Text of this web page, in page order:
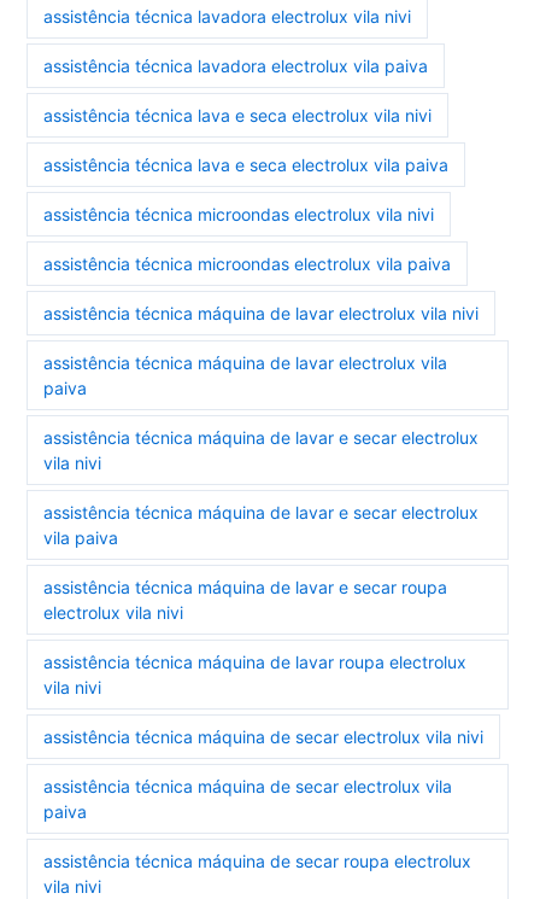
assistência técnica lavadora electrolux vila nivi
assistência técnica lavadora electrolux vila paiva
assistência técnica lava e seca electrolux vila nivi
assistência técnica lava e seca electrolux vila paiva
assistência técnica microondas electrolux vila nivi
assistência técnica microondas electrolux vila paiva
assistência técnica máquina de lavar electrolux vila nivi
assistência técnica máquina de lavar electrolux vila
paiva
assistência técnica máquina de lavar e secar electrolux
vila nivi
assistência técnica máquina de lavar e secar electrolux
vila paiva
assistência técnica máquina de lavar e secar roupa
electrolux vila nivi
assistência técnica máquina de lavar roupa electrolux
vila nivi
assistência técnica máquina de secar electrolux vila nivi
assistência técnica máquina de secar electrolux vila
paiva
assistência técnica máquina de secar roupa electrolux
vila nivi